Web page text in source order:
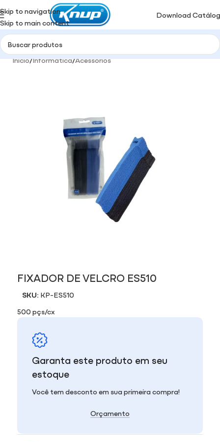
Skip to navigation
Skip to main content
Download
Início/Informática/Acessórios
FIXADOR DE VELCRO ES510
SKU: KP-ES510
500 pçs/cx
Garanta este produto em seu
estoque
Você tem desconto em sua primeira compra!
Orçamento